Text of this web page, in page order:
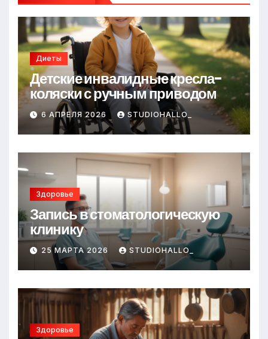
Диеты
Детские инвалидные кресла-
коляски с ручным приводом
6 АПРЕЛЯ 2026 STUDIOHALLO_
Здоровье
Запись в стоматологическую
клинику
25 МАРТА 2026 STUDIOHALLO_
Здоровье